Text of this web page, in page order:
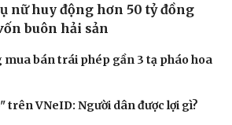
nữ huy động hơn 50 tỷ đồng
buôn hải sản
mua bán trái phép gần 3 tạ pháo hoa
trên VNeID: Người dân được lợi gì?